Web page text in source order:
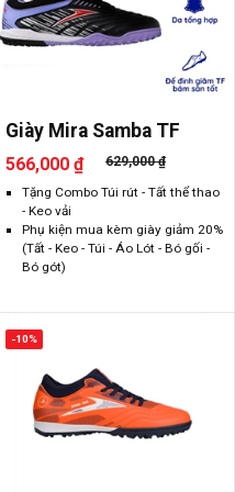
Giày Mira Samba TF
566,000 ₫
629,000 ₫
Tặng Combo Túi rút - Tất thể thao
- Keo vải
Phụ kiện mua kèm giày giảm 20%
(Tất - Keo - Túi - Áo Lót - Bó gối -
Bó gót)
-10%